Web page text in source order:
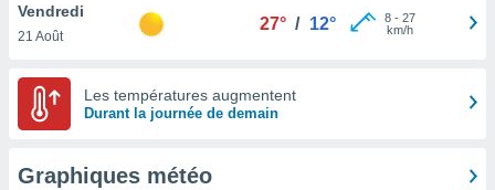
sur le
et que
Vendredi
21 Août
27° / 12° 8- 27
km/h
Les températures augmentent
Durant la journée de demain
Graphiques météo